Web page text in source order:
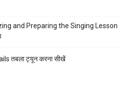
and Preparing the Singing Lesson
तबला ट्यून करना सीखें